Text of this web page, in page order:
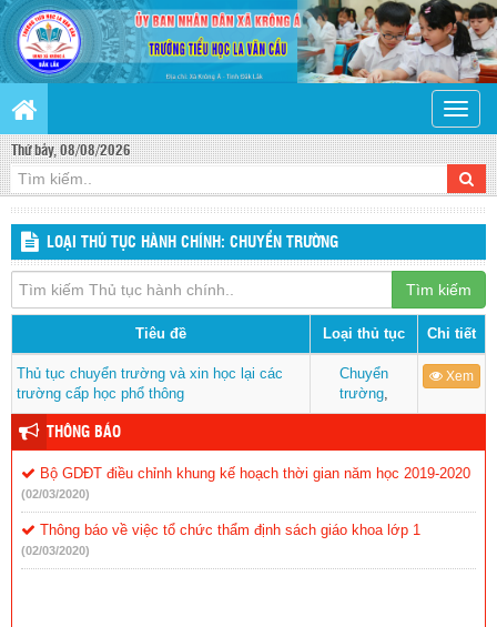
Toggle
Thứ bảy, 08/08/2026
LOẠI THỦ TỤC HÀNH CHÍNH: CHUYỂN TRƯỜNG
Tìm kiếm
Tiêu đề Loại thủ tục Chi tiết
Thủ tục chuyển trường và xin học lại các
trường cấp học phổ thông
Chuyển
trường
Xem
THÔNG BÁO
Bộ GDĐT điều chỉnh khung kế hoạch thời gian năm học 2019-2020
(02/03/2020)
Thông báo về việc tổ chức thẩm định sách giáo khoa lớp 1
(02/03/2020)